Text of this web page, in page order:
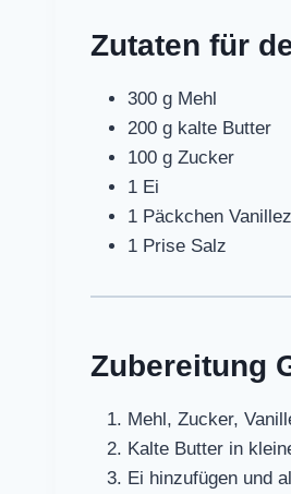
Zutaten für
300 g Mehl
200 g kalte Butter
100 g Zucker
1 Ei
1 Päckchen
1 Prise Salz
Zubereitung
Mehl, Zucker,
Kalte Butter in
Ei hinzufügen und